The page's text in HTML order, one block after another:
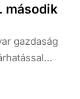
második
gazdaság